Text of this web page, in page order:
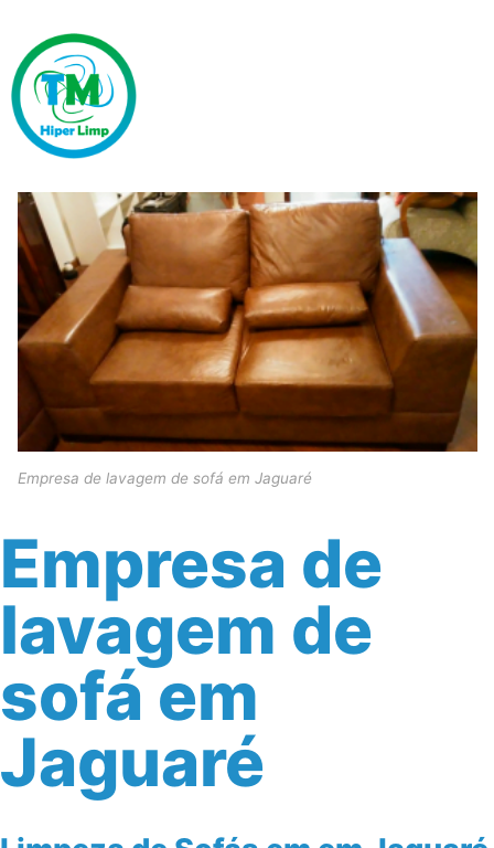
Empresa de lavagem de sofá em Jaguaré
Empresa de
lavagem de
sofá em
Jaguaré